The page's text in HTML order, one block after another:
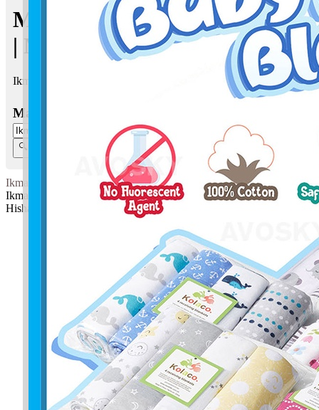
Maksud nama Ikmal Hisham
| Maksud Nama dalam Islam
Ikmal Hisham bermaksud Sempurna, sangat pandai; Murah hati
Masukkan Nama:
Ikmal Hisham
Ikmal: Sempurna, sangat pandai
Hisham: Murah hati
✚ Baju Baby Custom Nama 'Ikmal Hisham'